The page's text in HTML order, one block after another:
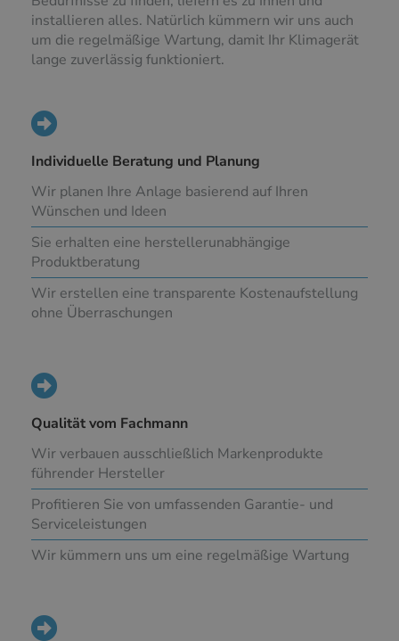
installieren alles. Natürlich kümmern wir uns auch
um die regelmäßige Wartung, damit Ihr Klimagerät
lange zuverlässig funktioniert.
Individuelle Beratung und Planung
Wir planen Ihre Anlage basierend auf Ihren
Wünschen und Ideen
Sie erhalten eine herstellerunabhängige
Produktberatung
Wir erstellen eine transparente Kostenaufstellung
ohne Überraschungen
Qualität vom Fachmann
Wir verbauen ausschließlich Markenprodukte
führender Hersteller
Profitieren Sie von umfassenden Garantie- und
Serviceleistungen
Wir kümmern uns um eine regelmäßige Wartung